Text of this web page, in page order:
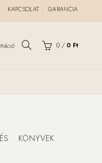
KAPCSOLAT GARANCIA
0 / 0 Ft
KÖNYVEK